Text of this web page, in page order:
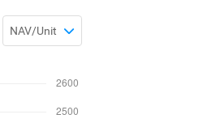
NAV/Unit